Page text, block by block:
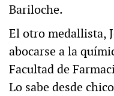
Bariloche.
El otro medallista,
abocarse a la
Facultad de
Lo sabe desde